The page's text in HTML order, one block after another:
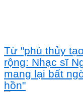
Từ "phù thủy
rộng: Nhạc sĩ
mang lại bất
hồn"